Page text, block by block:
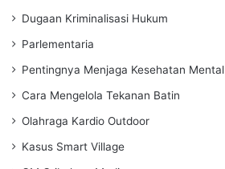
Dugaan Kriminalisasi Hukum
Parlementaria
Pentingnya Menjaga Kesehatan Mental
Cara Mengelola Tekanan Batin
Olahraga Kardio Outdoor
Kasus Smart Village